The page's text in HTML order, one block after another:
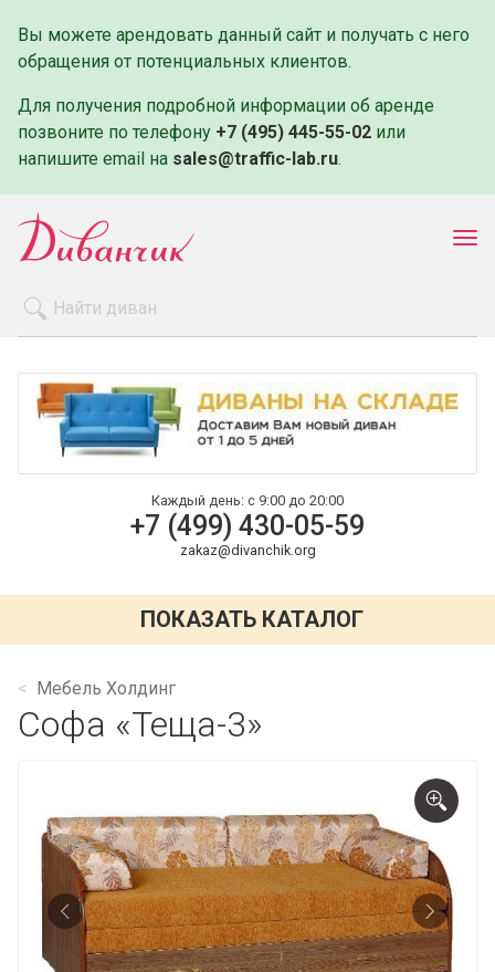
Вы можете арендовать данный сайт и получать с него
обращения от потенциальных клиентов.
Для получения подробной информации об аренде
позвоните по телефону +7 (495) 445-55-02 или
напишите email на sales@traffic-lab.ru.
Оплата и доставка
Контакты
Каждый день: с 9:00 до 20:00
+7 (499) 430-05-59
zakaz@divanchik.org
ПОКАЗАТЬ КАТАЛОГ
Мебель Холдинг
Софа «Теща-3»